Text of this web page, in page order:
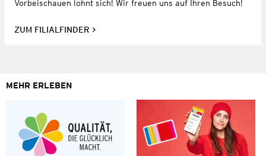
Vorbeischauen lohnt sich! Wir freuen uns auf Ihren Besuch!
ZUM FILIALFINDER
MEHR ERLEBEN